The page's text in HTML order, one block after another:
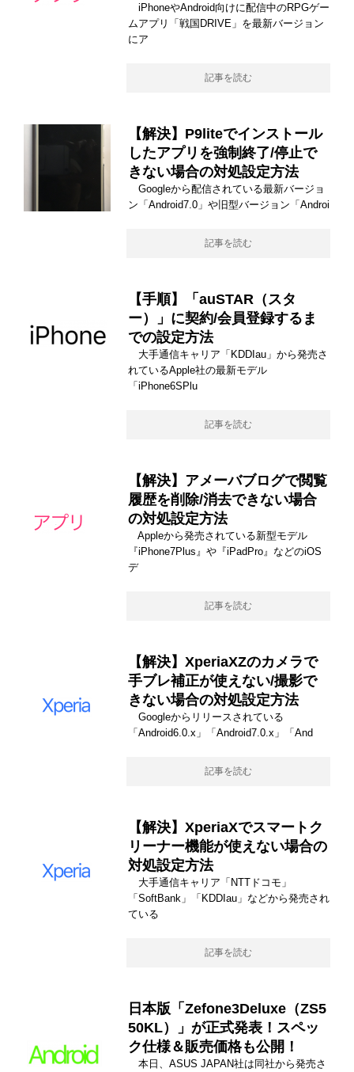
iPhoneやAndroid向けに配信中のRPGゲー
ムアプリ「戦国DRIVE」を最新バージョン
にア
記事を読む
【解決】P9liteでインストール
したアプリを強制終了/停止で
きない場合の対処設定方法
Googleから配信されている最新バージョ
ン「Android7.0」や旧型バージョン「Androi
記事を読む
【手順】「auSTAR（スタ
ー）」に契約/会員登録するま
での設定方法
大手通信キャリア「KDDIau」から発売さ
れているApple社の最新モデル
「iPhone6SPlu
記事を読む
【解決】アメーバブログで閲覧
履歴を削除/消去できない場合
の対処設定方法
Appleから発売されている新型モデル
『iPhone7Plus』や『iPadPro』などのiOS
デ
記事を読む
【解決】XperiaXZのカメラで
手ブレ補正が使えない/撮影で
きない場合の対処設定方法
Googleからリリースされている
「Android6.0.x」「Android7.0.x」「And
記事を読む
【解決】XperiaXでスマートク
リーナー機能が使えない場合の
対処設定方法
大手通信キャリア「NTTドコモ」
「SoftBank」「KDDIau」などから発売され
ている
記事を読む
日本版「Zefone3Deluxe（ZS5
50KL）」が正式発表！スペッ
ク仕様＆販売価格も公開！
本日、ASUS JAPAN社は同社から発売さ